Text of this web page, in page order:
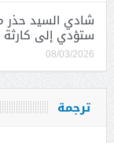
شادي السيد حذر
ستؤدي إلى كارثة
08/03/2026
ترجمة